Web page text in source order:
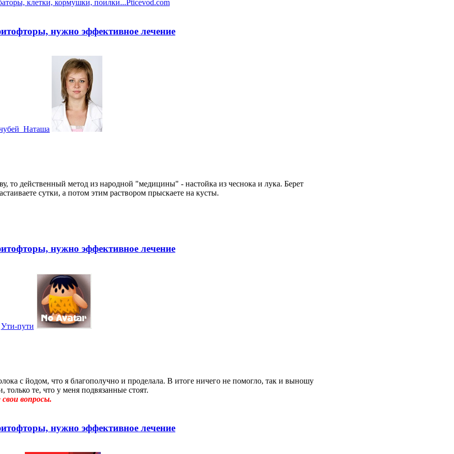
клетки, кормушки, поилки... Pticevod.com
нужно эффективное лечение
то действенный метод из народной "медицины" - настойка из чеснока и лука. Берет
сутки, а потом этим раствором прыскаете на кусты.
нужно эффективное лечение
Ути-пути
с йодом, что я благополучно и проделала. В итоге ничего не помогло, так и выношу
те, что у меня подвязанные стоят.
вопросы.
нужно эффективное лечение